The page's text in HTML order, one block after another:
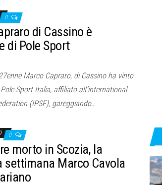
0
di Cassino è
di Pole Sport
Marco Capraro, di Cassino ha vinto
Sport Italia, affiliato alI’international
(IPSF), gareggiando…
0
morto in Scozia, la
settimana Marco Cavola